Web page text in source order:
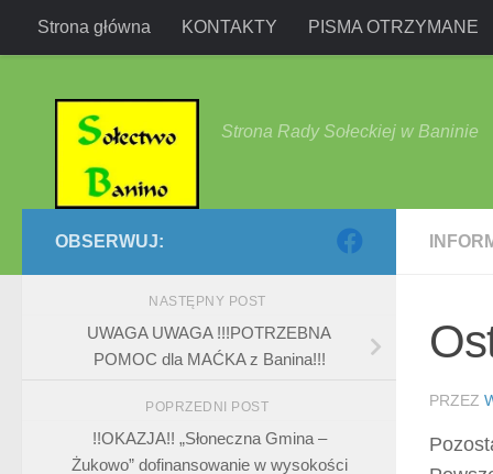
Przejdź do treści
Strona główna KONTAKTY PISMA OTRZYMANE
Strona Rady Sołeckiej w Baninie
PRZEZ
OBSERWUJ:
NASTĘPNY POST
UWAGA UWAGA !!!POTRZEBNA
POMOC dla MAĆKA z Banina!!!
POPRZEDNI POST
!!OKAZJA!! „Słoneczna Gmina –
Żukowo” dofinansowanie w wysokości